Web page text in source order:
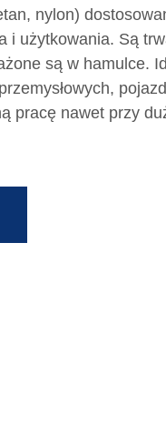
nylon)
i użytkowania. Są
są w hamulce.
pracę nawet przy